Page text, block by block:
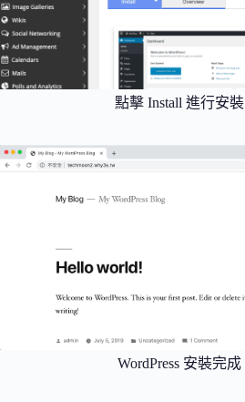
點擊 Install 進行安裝
WordPress 安裝完成